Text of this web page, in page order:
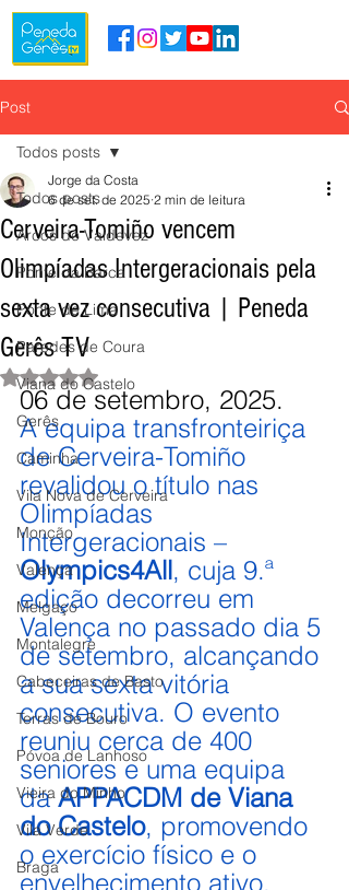
Post
Todos posts
Arcos de Valdevez
Ponte da Barca
Ponte de Lima
Paredes de Coura
Viana do Castelo
Gerês
Caminha
Vila Nova de Cerveira
Monção
Valença
Melgaço
Montalegre
Cabeceiras de Basto
Terras de Bouro
Póvoa de Lanhoso
Vieira do Minho
Vila Verde
Braga
Todos posts
Cerveira-Tomiño vencem
Olimpíadas Intergeracionais pela
sexta vez consecutiva | Peneda
Gerês TV
Jorge da Costa
6 de set. de 2025 2 min de leitura
Avaliado com NaN de 5 estrelas.
06 de setembro, 2025.
A equipa transfronteiriça
de Cerveira-Tomiño
revalidou o título nas
Olimpíadas
Intergeracionais –
Olympics4All, cuja 9.ª
edição decorreu em
Valença no passado dia 5
de setembro, alcançando
a sua sexta vitória
consecutiva. O evento
reuniu cerca de 400
seniores e uma equipa
da APPACDM de Viana
do Castelo, promovendo
o exercício físico e o
envelhecimento ativo.